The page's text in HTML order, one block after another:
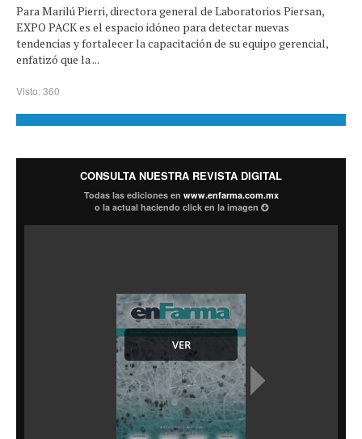
Para Marilú Pierri, directora general de Laboratorios Piersan,
EXPO PACK es el espacio idóneo para detectar nuevas
tendencias y fortalecer la capacitación de su equipo gerencial,
enfatizó que la ...
Visto: 360
CONSULTA NUESTRA REVISTA DIGITAL
Todas las ediciones en www.enfarma.com.mx
o la actual haciendo click en la imagen